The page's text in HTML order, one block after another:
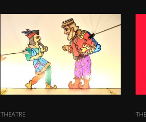
THEATRE